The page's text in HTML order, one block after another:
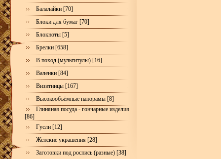
Балалайки [70]
Блоки для бумаг [70]
Блокноты [5]
Брелки [658]
В поход (мультитулы) [16]
Валенки [84]
Визитницы [167]
Высокообъёмные панорамы [8]
Глиняная посуда - гончарные изделия
[86]
Гусли [12]
Женские украшения [28]
Заготовки под роспись (разные) [38]